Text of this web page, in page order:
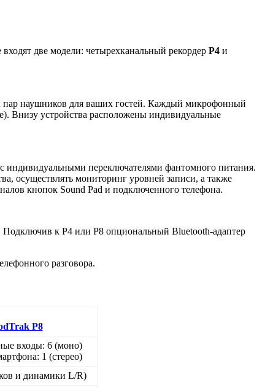
две модели: четырехканальный рекордер P4 и
пар наушников для ваших гостей. Каждый микрофонный
Внизу устройства расположены индивидуальные
переключателями фантомного питания.
осуществлять мониторинг уровней записи, а также
кнопок Sound Pad и подключенного телефона.
к P4 или P8 опциональный Bluetooth-адаптер
разговора.
P8
входы: 6 (моно)
1 (стерео)
и динамики L/R)